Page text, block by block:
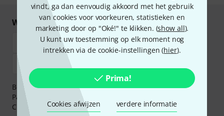
vindt, ga dan eenvoudig akkoord met het gebruik
van cookies voor voorkeuren, statistieken en
marketing door op "Oké!" te klikken. (show all).
U kunt uw toestemming op elk moment nog
intrekken via de cookie-instellingen (hier).
Prima!
Cookies afwijzen verdere informatie
Winkel en betaal veilig
Betaalt u veilig en vertrouwd met Bankoverschrijving,
PayPal, iDEAL,
Klarna Betaal Nu
Creditcard.